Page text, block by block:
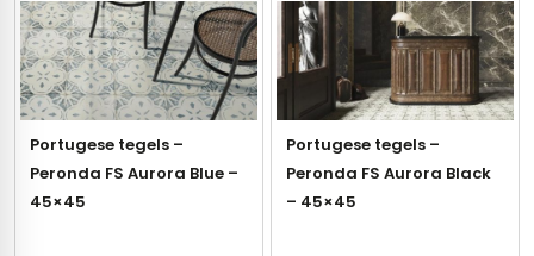
Portugese tegels –
Peronda FS Aurora Blue –
45×45
Portugese tegels –
Peronda FS Aurora Black
– 45×45